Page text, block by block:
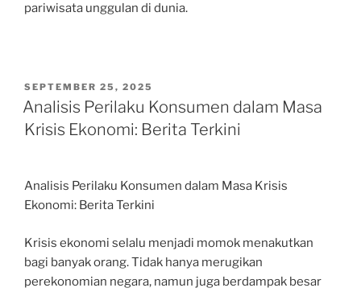
pariwisata unggulan di dunia.
POSTED
ON
SEPTEMBER 25, 2025
Analisis Perilaku Konsumen dalam Masa
Krisis Ekonomi: Berita Terkini
Analisis Perilaku Konsumen dalam Masa Krisis
Ekonomi: Berita Terkini
Krisis ekonomi selalu menjadi momok menakutkan
bagi banyak orang. Tidak hanya merugikan
perekonomian negara, namun juga berdampak besar